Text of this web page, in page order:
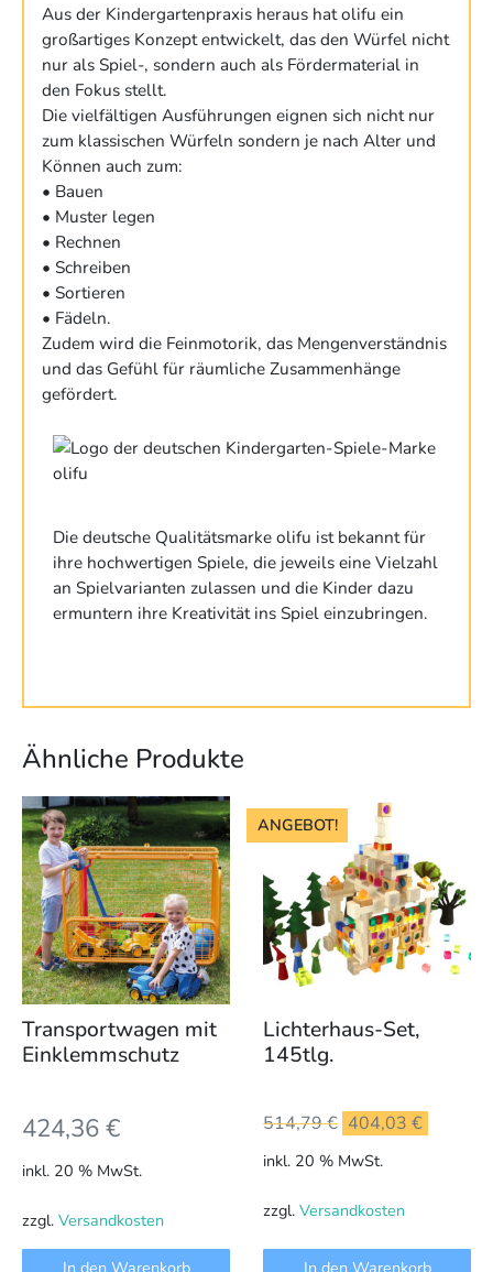
Aus der Kindergartenpraxis heraus hat olifu ein
großartiges Konzept entwickelt, das den Würfel nicht
nur als Spiel-, sondern auch als Fördermaterial in
den Fokus stellt.
Die vielfältigen Ausführungen eignen sich nicht nur
zum klassischen Würfeln sondern je nach Alter und
Können auch zum:
• Bauen
• Muster legen
• Rechnen
• Schreiben
• Sortieren
• Fädeln.
Zudem wird die Feinmotorik, das Mengenverständnis
und das Gefühl für räumliche Zusammenhänge
gefördert.
Die deutsche Qualitätsmarke olifu ist bekannt für
ihre hochwertigen Spiele, die jeweils eine Vielzahl
an Spielvarianten zulassen und die Kinder dazu
ermuntern ihre Kreativität ins Spiel einzubringen.
Ähnliche Produkte
Transportwagen mit
Einklemmschutz
424,36€
inkl. 20 % MwSt.
zzgl. Versandkosten
In den Warenkorb
ANGEBOT!
Lichterhaus-Set,
145tlg.
514,79€ Ursprünglicher
Preis
514,79 €
404,03 €
inkl. 20 % MwSt.
zzgl. Versandkosten
In den Warenkorb